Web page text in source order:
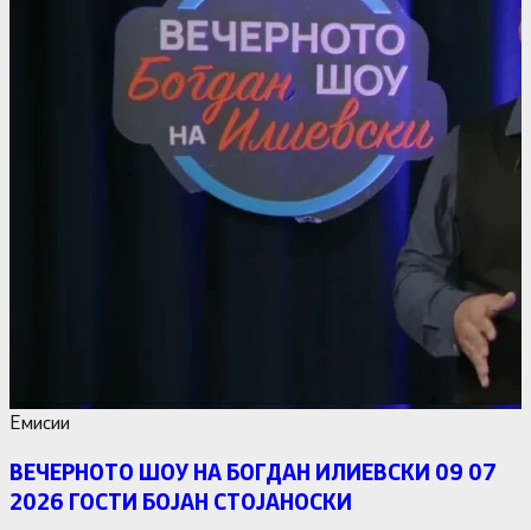
Емисии
ВЕЧЕРНОТО ШОУ НА БОГДАН ИЛИЕВСКИ 09 07
2026 ГОСТИ БОЈАН СТОЈАНОСКИ